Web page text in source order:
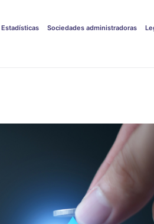
Estadísticas Sociedades administradoras